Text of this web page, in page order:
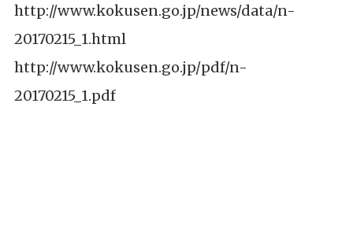
http://www.kokusen.go.jp/news/data/n-
20170215_1.html
http://www.kokusen.go.jp/pdf/n-
20170215_1.pdf